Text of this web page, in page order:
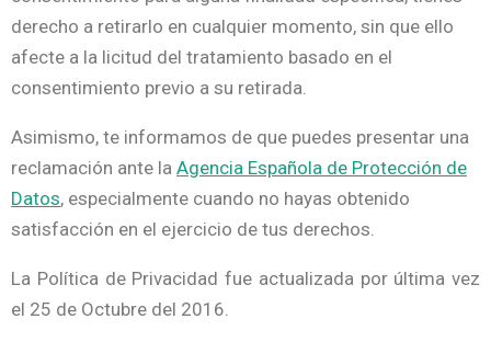
derecho a retirarlo en cualquier momento, sin que ello
afecte a la licitud del tratamiento basado en el
consentimiento previo a su retirada.
Asimismo, te informamos de que puedes presentar una
reclamación ante la Agencia Española de Protección de
Datos, especialmente cuando no hayas obtenido
satisfacción en el ejercicio de tus derechos.
La Política de Privacidad fue actualizada por última vez
el 25 de Octubre del 2016.